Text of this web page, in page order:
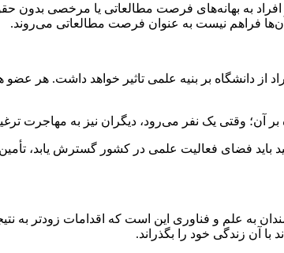
به بهانه‌های فرصت مطالعاتی یا مرخصی بدون
از دانشگاه بر بنیه علمی تاثیر خواهد داشت. هر
آن؛ وقتی یک نفر می‌رود، دیگران نیز به مهاجرت
فضای فعالیت علمی در کشور گسترش یابد،
به علم و فناوری این است که اقدامات زودتر به